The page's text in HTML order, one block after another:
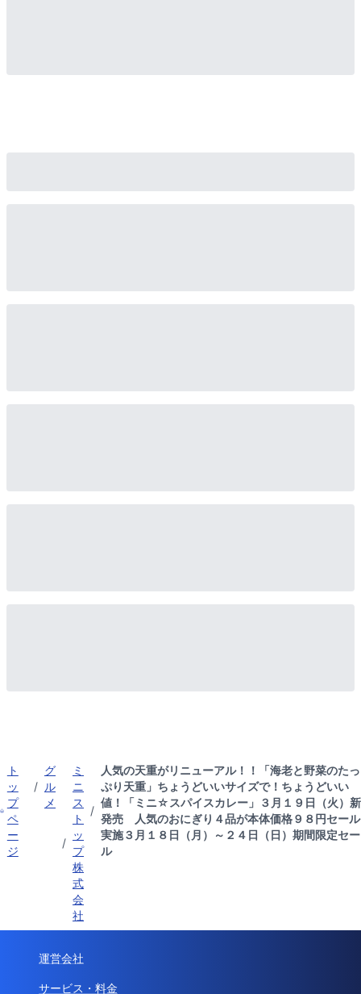
ト
ッ
プ
ペ
ー
ジ
/
グ
ル
メ
/
ミ
ニ
ス
ト
ッ
プ
株
式
会
社
/
人気の天重がリニューアル！！「海老と野菜のたっ
ぷり天重」ちょうどいいサイズで！ちょうどいい
値！「ミニ☆スパイスカレー」３月１９日（火）新
発売 人気のおにぎり４品が本体価格９８円セール
実施３月１８日（月）～２４日（日）期間限定セー
ル
運営会社
サービス・料金